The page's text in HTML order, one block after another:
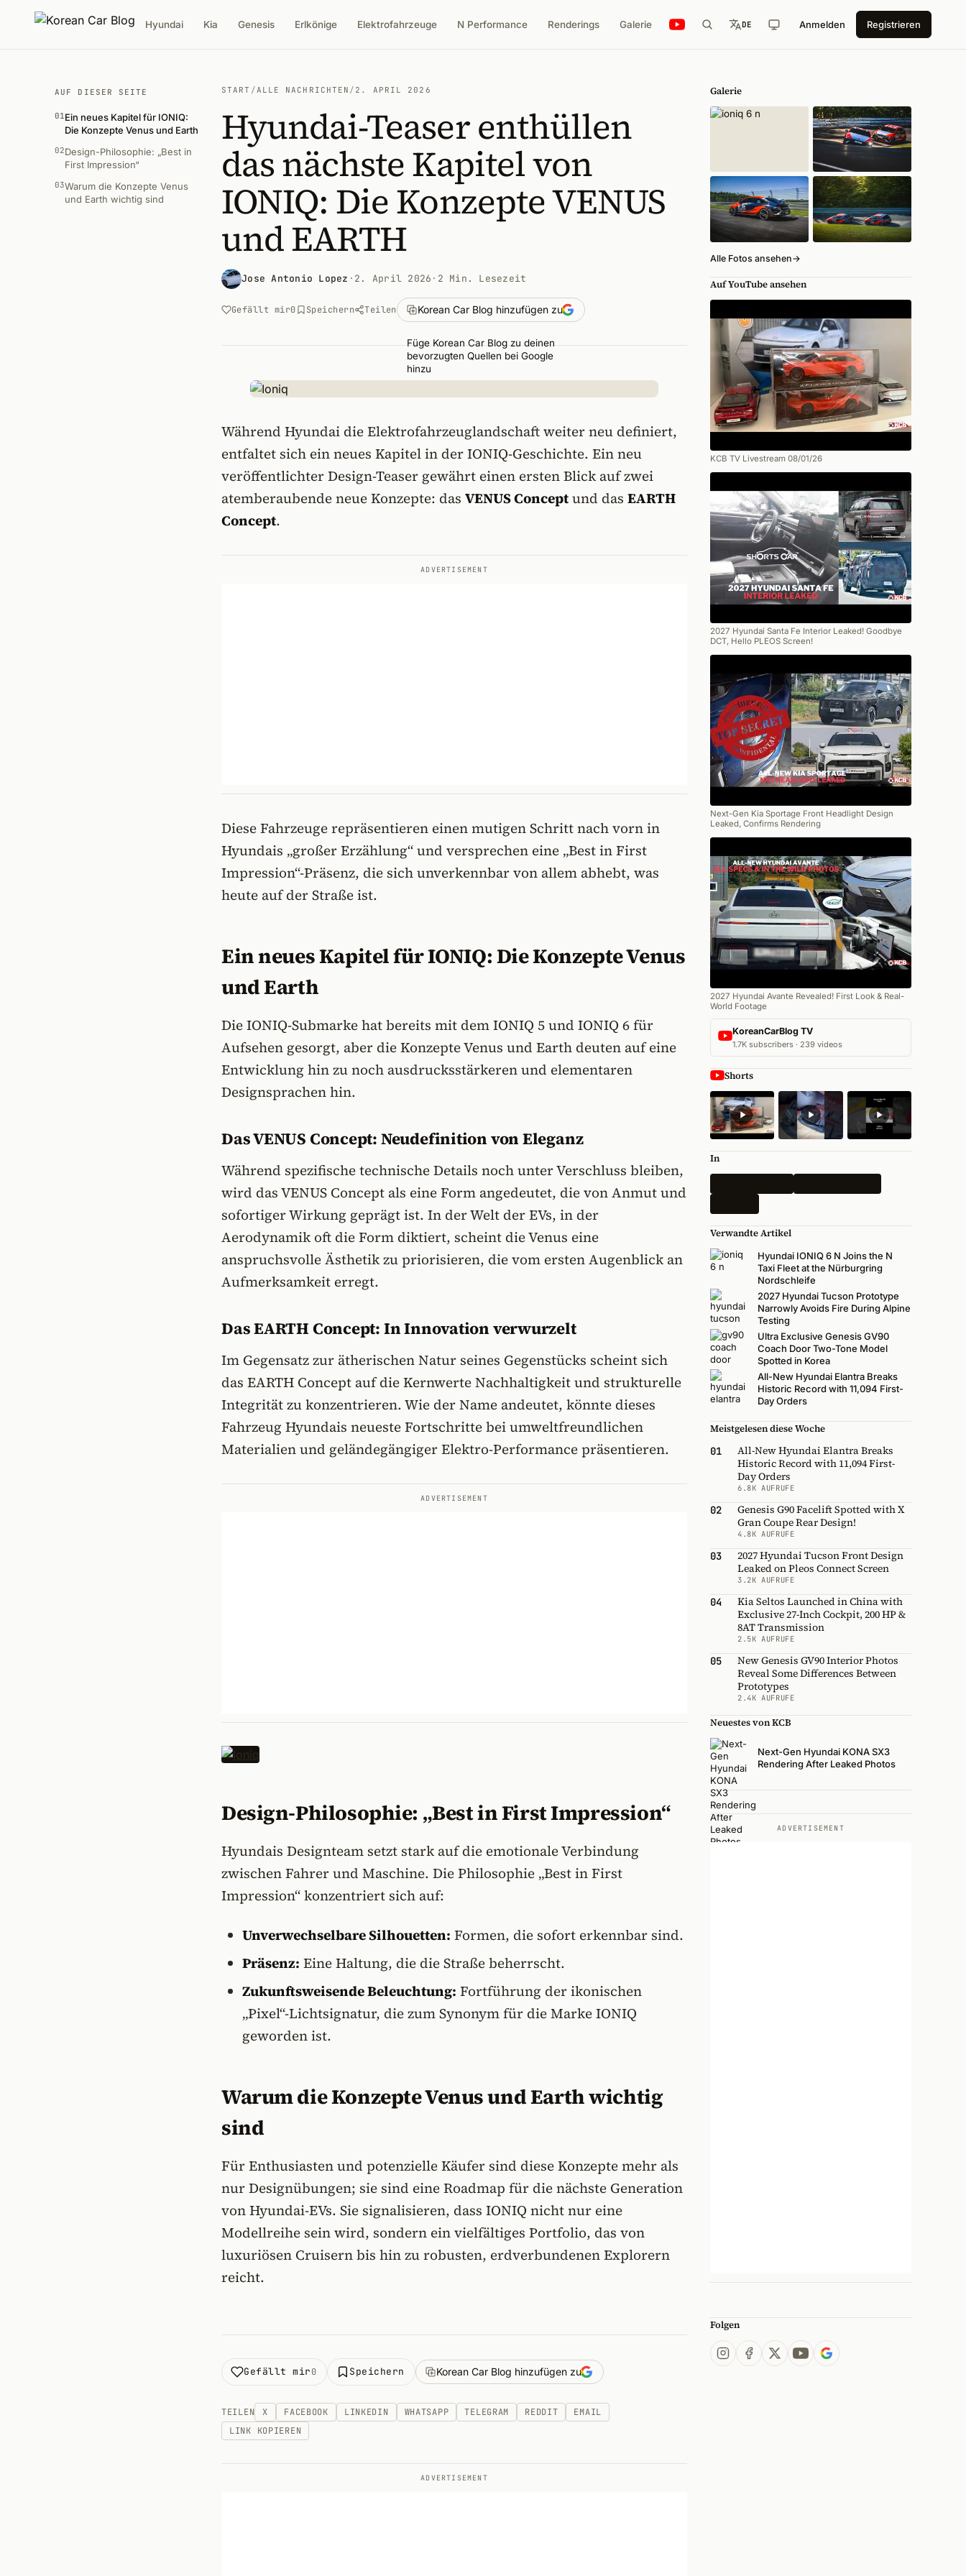
Hyundai Kia Genesis Erlkönige Elektrofahrzeuge N Performance Renderings Galerie DE Anmelden Registrieren
AUF DIESER SEITE
01Ein neues Kapitel für IONIQ:
Die Konzepte Venus und Earth
02Design-Philosophie: „Best in
First Impression“
03Warum die Konzepte Venus
und Earth wichtig sind
START /ALLE NACHRICHTEN / 2. APRIL 2026
Hyundai-Teaser enthüllen
das nächste Kapitel von
IONIQ: Die Konzepte VENUS
und EARTH
Jose Antonio Lopez · 2. April 2026 · 2 Min. Lesezeit
Gefällt mir0 Speichern Teilen Korean Car Blog hinzufügen zu
Füge Korean Car Blog zu deinen
bevorzugten Quellen bei Google
hinzu
Während Hyundai die Elektrofahrzeuglandschaft weiter neu definiert,
entfaltet sich ein neues Kapitel in der IONIQ-Geschichte. Ein neu
veröffentlichter Design-Teaser gewährt einen ersten Blick auf zwei
atemberaubende neue Konzepte: das VENUS Conceptund das EARTH
Concept.
ADVERTISEMENT
Diese Fahrzeuge repräsentieren einen mutigen Schritt nach vorn in
Hyundais „großer Erzählung“ und versprechen eine „Best in First
Impression“-Präsenz, die sich unverkennbar von allem abhebt, was
heute auf der Straße ist.
Ein neues Kapitel für IONIQ: Die Konzepte Venus
und Earth
Die IONIQ-Submarke hat bereits mit dem IONIQ 5 und IONIQ 6 für
Aufsehen gesorgt, aber die Konzepte Venus und Earth deuten auf eine
Entwicklung hin zu noch ausdrucksstärkeren und elementaren
Designsprachen hin.
Das VENUS Concept: Neudefinition von Eleganz
Während spezifische technische Details noch unter Verschluss bleiben,
wird das VENUS Concept als eine Form angedeutet, die von Anmut und
sofortiger Wirkung geprägt ist. In der Welt der EVs, in der
Aerodynamik oft die Form diktiert, scheint die Venus eine
anspruchsvolle Ästhetik zu priorisieren, die vom ersten Augenblick an
Aufmerksamkeit erregt.
Das EARTH Concept: In Innovation verwurzelt
Im Gegensatz zur ätherischen Natur seines Gegenstücks scheint sich
das EARTH Concept auf die Kernwerte Nachhaltigkeit und strukturelle
Integrität zu konzentrieren. Wie der Name andeutet, könnte dieses
Fahrzeug Hyundais neueste Fortschritte bei umweltfreundlichen
Materialien und geländegängiger Elektro-Performance präsentieren.
ADVERTISEMENT
Design-Philosophie: „Best in First Impression“
Hyundais Designteam setzt stark auf die emotionale Verbindung
zwischen Fahrer und Maschine. Die Philosophie „Best in First
Impression“ konzentriert sich auf:
Unverwechselbare Silhouetten: Formen, die sofort erkennbar sind.
Präsenz: Eine Haltung, die die Straße beherrscht.
Zukunftsweisende Beleuchtung: Fortführung der ikonischen
„Pixel“-Lichtsignatur, die zum Synonym für die Marke IONIQ
geworden ist.
Warum die Konzepte Venus und Earth wichtig
sind
Für Enthusiasten und potenzielle Käufer sind diese Konzepte mehr als
nur Designübungen; sie sind eine Roadmap für die nächste Generation
von Hyundai-EVs. Sie signalisieren, dass IONIQ nicht nur eine
Modellreihe sein wird, sondern ein vielfältiges Portfolio, das von
luxuriösen Cruisern bis hin zu robusten, erdverbundenen Explorern
reicht.
Gefällt mir0 Speichern Korean Car Blog hinzufügen zu
TEILEN X FACEBOOK LINKEDIN WHATSAPP TELEGRAM REDDIT
EMAIL
LINK KOPIEREN
ADVERTISEMENT
Galerie
Alle Fotos ansehen→
Auf YouTube ansehen
KCB TV Livestream 08/01/26
2027 Hyundai Santa Fe Interior Leaked! Goodbye
DCT, Hello PLEOS Screen!
Next-Gen Kia Sportage Front Headlight Design
Leaked, Confirms Rendering
2027 Hyundai Avante Revealed! First Look & Real-
World Footage
KoreanCarBlog TV
1.7K subscribers · 239 videos
Shorts
In
Verwandte Artikel
Hyundai IONIQ 6 N Joins the N
Taxi Fleet at the Nürburgring
Nordschleife
2027 Hyundai Tucson Prototype
Narrowly Avoids Fire During Alpine
Testing
Ultra Exclusive Genesis GV90
Coach Door Two-Tone Model
Spotted in Korea
All-New Hyundai Elantra Breaks
Historic Record with 11,094 First-
Day Orders
Meistgelesen diese Woche
01
All-New Hyundai Elantra Breaks
Historic Record with 11,094 First-
Day Orders
6.8K AUFRUFE
02
Genesis G90 Facelift Spotted with X
Gran Coupe Rear Design!
4.8K AUFRUFE
03
2027 Hyundai Tucson Front Design
Leaked on Pleos Connect Screen
3.2K AUFRUFE
04
Kia Seltos Launched in China with
Exclusive 27-Inch Cockpit, 200 HP &
8AT Transmission
2.5K AUFRUFE
05
New Genesis GV90 Interior Photos
Reveal Some Differences Between
Prototypes
2.4K AUFRUFE
Neuestes von KCB
Next-Gen Hyundai KONA SX3
Rendering After Leaked Photos
ADVERTISEMENT
Folgen